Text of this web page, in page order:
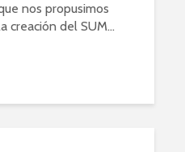
nos propusimos
creación del SUM...